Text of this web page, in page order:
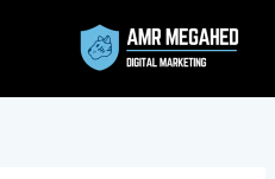
المحتوى